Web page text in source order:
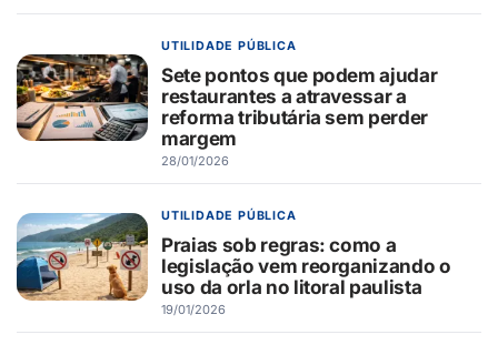
UTILIDADE PÚBLICA
Sete pontos que podem ajudar
restaurantes a atravessar a
reforma tributária sem perder
margem
28/01/2026
UTILIDADE PÚBLICA
Praias sob regras: como a
legislação vem reorganizando o
uso da orla no litoral paulista
19/01/2026